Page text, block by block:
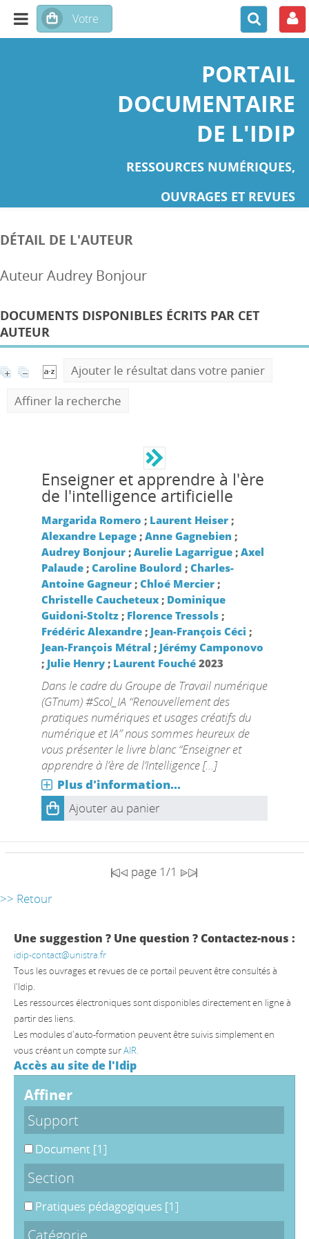
PORTAIL
DOCUMENTAIRE
DE L'IDIP
RESSOURCES NUMÉRIQUES,
OUVRAGES ET REVUES
DÉTAIL DE L'AUTEUR
Auteur Audrey Bonjour
DOCUMENTS DISPONIBLES ÉCRITS PAR CET
AUTEUR
Ajouter le résultat dans votre panier
Affiner la recherche
Enseigner et apprendre à l'ère
de l'intelligence artificielle
Margarida Romero ; Laurent Heiser;
Alexandre Lepage; Anne Gagnebien ;
Audrey Bonjour; Aurelie Lagarrigue; Axel
Palaude; Caroline Boulord ; Charles-
Antoine Gagneur; Chloé Mercier;
Christelle Caucheteux; Dominique
Guidoni-Stoltz; Florence Tressols;
Frédéric Alexandre; Jean-François Céci ;
Jean-François Métral ; Jérémy Camponovo
; Julie Henry; Laurent Fouché 2023
Dans le cadre du Groupe de Travail numérique
(GTnum) #Scol_IA “Renouvellement des
pratiques numériques et usages créatifs du
numérique et IA” nous sommes heureux de
vous présenter le livre blanc “Enseigner et
apprendre à l’ère de l’Intelligence [...]
Plus d'information...
Ajouter au panier
page 1/1
>> Retour
Une suggestion ? Une question ? Contactez-nous :
idip-contact@unistra.fr
Tous les ouvrages et revues de ce portail peuvent être consultés à
l'Idip.
Les ressources électroniques sont disponibles directement en ligne à
partir des liens.
Les modules d'auto-formation peuvent être suivis simplement en
vous créant un compte surAIR.
Accès au site de l'Idip
affiner
Support
Document [1]
Section
Pratiques pédagogiques [1]
Catégorie